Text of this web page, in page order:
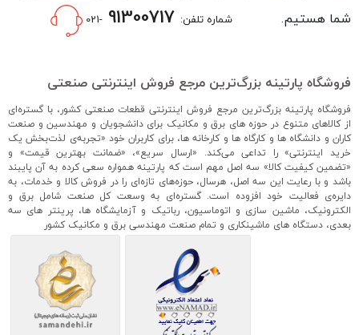
شما هستیم.
شماره تلفن: -021
فروشگاه پارتینه بزرگ‌ترین مرجع فروش اینترنتی صنعتی
فروشگاه پارتینه بزرگ‌ترین مرجع فروش اینترنتی قطعات صنعتی کشور، با گستره‌ای
از کالاهای متنوع در حوزه های برق و مکانیک برای دانشجویان و مهندسین و صنعت
کاران و دانشگاه ها و کارگاه ها و کارخانه ها، برای کاربران خود «تجربه‌ی لذت‌بخش یک
خرید اینترنتی» را تداعی می‌کند. «ارسال سریع»، «ضمانت بهترین قیمت» و
«تضمین کیفیت کالا» سه اصل مهم است که پارتینه همواره سعی کرده به آن پایبند
باشد و با رعایت این سه اصل، هرسال، حوزه‌های تازه‌ای را در فروش کالا و خدمات، به
دایره‌ی فعالیت خود افزوده است. گستره‌ای به وسعت کل صنعت شامل برق و
الکترونیک، ماشین سازی و اتوماسیون، رباتیک و آزمایشگاه ها، پرینتر های سه
بعدی، دستگاه های ماشینکاری و تمام صنعت مهندسی برق و مکانیک کشور